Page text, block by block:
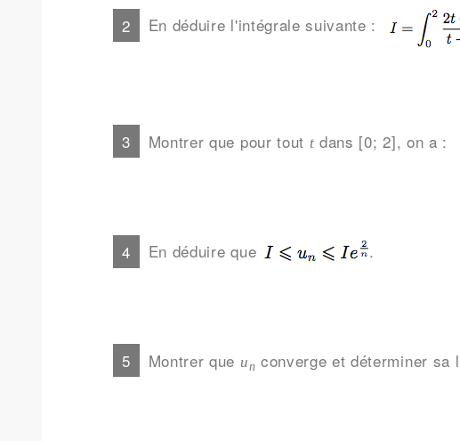
En déduire l'intégrale suivante :
Montrer que pour tout t dans [0; 2], on a :
En déduire que .
Montrer que un converge et déterminer sa